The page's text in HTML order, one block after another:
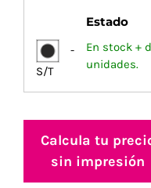
Estado
-
S/T
En stock +
unidades.
Calcula tu
sin impresión